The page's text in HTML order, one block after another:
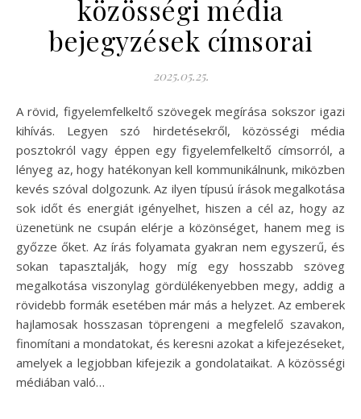
közösségi média
bejegyzések címsorai
2025.05.25.
A rövid, figyelemfelkeltő szövegek megírása sokszor igazi
kihívás. Legyen szó hirdetésekről, közösségi média
posztokról vagy éppen egy figyelemfelkeltő címsorról, a
lényeg az, hogy hatékonyan kell kommunikálnunk, miközben
kevés szóval dolgozunk. Az ilyen típusú írások megalkotása
sok időt és energiát igényelhet, hiszen a cél az, hogy az
üzenetünk ne csupán elérje a közönséget, hanem meg is
győzze őket. Az írás folyamata gyakran nem egyszerű, és
sokan tapasztalják, hogy míg egy hosszabb szöveg
megalkotása viszonylag gördülékenyebben megy, addig a
rövidebb formák esetében már más a helyzet. Az emberek
hajlamosak hosszasan töprengeni a megfelelő szavakon,
finomítani a mondatokat, és keresni azokat a kifejezéseket,
amelyek a legjobban kifejezik a gondolataikat. A közösségi
médiában való…